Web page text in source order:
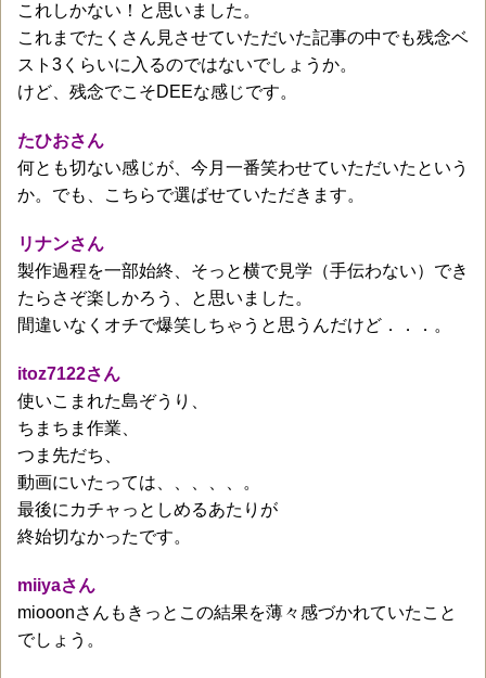
これしかない！と思いました。
これまでたくさん見させていただいた記事の中でも残念ベ
スト3くらいに入るのではないでしょうか。
けど、残念でこそDEEな感じです。
たひおさん
何とも切ない感じが、今月一番笑わせていただいたという
か。でも、こちらで選ばせていただきます。
リナンさん
製作過程を一部始終、そっと横で見学（手伝わない）でき
たらさぞ楽しかろう、と思いました。
間違いなくオチで爆笑しちゃうと思うんだけど．．．。
itoz7122さん
使いこまれた島ぞうり、
ちまちま作業、
つま先だち、
動画にいたっては、、、、、。
最後にカチャっとしめるあたりが
終始切なかったです。
miiyaさん
miooonさんもきっとこの結果を薄々感づかれていたこと
でしょう。